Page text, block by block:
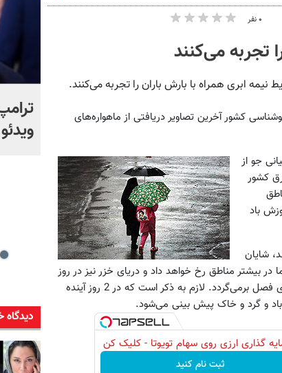
۰ نفر
تجربه می‌کنند
کشور آخرین تصاویر دریافتی از ماهواره‌های
تراز میانی جو از
کشور
باد
شایان
مناطق رخ خواهد داد و دریای خزر نیز در روز
جمعه مواج است اما از روز یکشنبه به بعد دمای هوا به حالت عادی فصل برمی‌گردد. لازم به ذکر است که در 2 روز آینده
و گرد و خاک پیش بینی می‌شود.
گذاری ارزی روی سهام تویوتا - کلیک کن
ثبت نام کنید
انتشار برای اولین بار؛ واکنش
شهید لاریجانی به رد صلاحیت
خود + ویدئو
ویدئو
دیدگاه